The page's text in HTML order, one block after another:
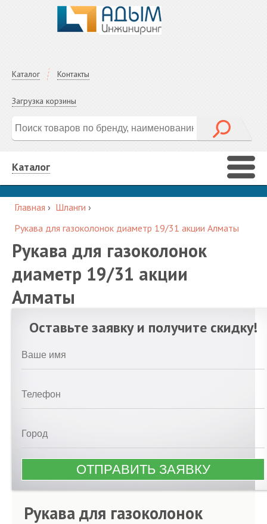
Каталог Контакты
Загрузка корзины
Каталог
Главная › Шланги ›
Рукава для газоколонок диаметр 19/31 акции Алматы
Рукава для газоколонок
диаметр 19/31 акции
Алматы
Оставьте заявку и получите скидку!
Рукава для газоколонок